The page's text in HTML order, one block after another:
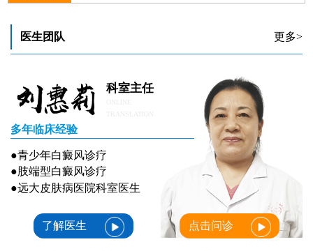
医生团队 更多>
科室主任
多年临床经验
●青少年白癜风诊疗
●肢端型白癜风诊疗
●远大皮肤病医院科室医生
了解医生 点击问诊